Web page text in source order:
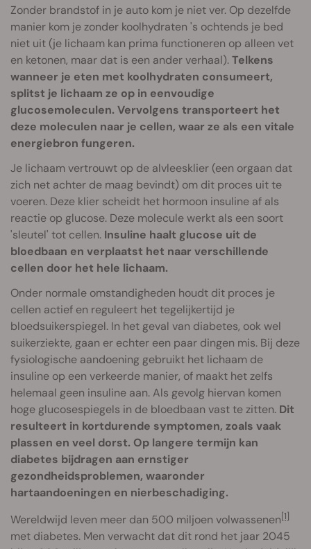
Zonder brandstof in je auto kom je niet ver. Op dezelfde
manier kom je zonder koolhydraten 's ochtends je bed
niet uit (je lichaam kan prima functioneren op alleen vet
en ketonen, maar dat is een ander verhaal).Telkens
wanneer je eten met koolhydraten consumeert,
splitst je lichaam ze op in eenvoudige
glucosemoleculen. Vervolgens transporteert het
deze moleculen naar je cellen, waar ze als een vitale
energiebron fungeren.
Je lichaam vertrouwt op de alvleesklier (een orgaan dat
zich net achter de maag bevindt) om dit proces uit te
voeren. Deze klier scheidt het hormoon insuline af als
reactie op glucose. Deze molecule werkt als een soort
'sleutel' tot cellen. Insuline haalt glucose uit de
bloedbaan en verplaatst het naar verschillende
cellen door het hele lichaam.
Onder normale omstandigheden houdt dit proces je
cellen actief en reguleert het tegelijkertijd je
bloedsuikerspiegel. In het geval van diabetes, ook wel
suikerziekte, gaan er echter een paar dingen mis. Bij deze
fysiologische aandoening gebruikt het lichaam de
insuline op een verkeerde manier, of maakt het zelfs
helemaal geen insuline aan. Als gevolg hiervan komen
hoge glucosespiegels in de bloedbaan vast te zitten. Dit
resulteert in kortdurende symptomen, zoals vaak
plassen en veel dorst. Op langere termijn kan
diabetes bijdragen aan ernstiger
gezondheidsproblemen, waaronder
hartaandoeningen en nierbeschadiging.
Wereldwijd leven meer dan 500 miljoen volwassenen[1]
met diabetes. Men verwacht dat dit rond het jaar 2045